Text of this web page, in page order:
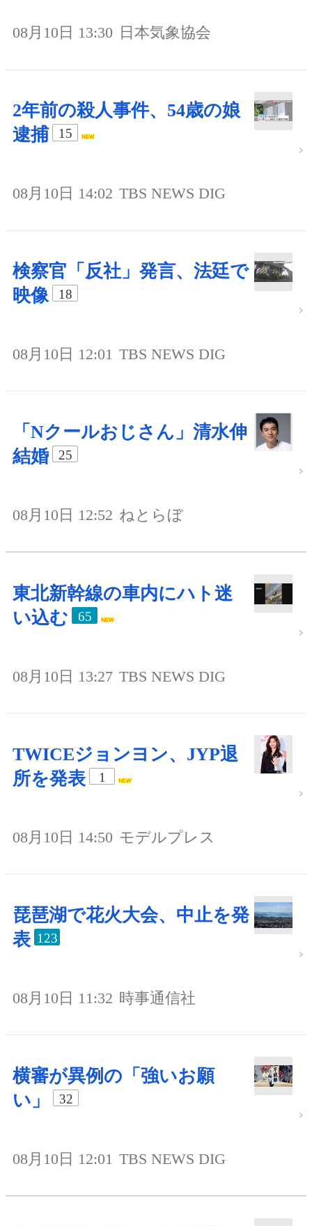
08月10日 13:30 日本気象協会
2年前の殺人事件、54歳の娘
逮捕
15
08月10日 14:02 TBS NEWS DIG
検察官「反社」発言、法廷で
映像
18
08月10日 12:01 TBS NEWS DIG
「Nクールおじさん」清水伸
結婚
25
08月10日 12:52 ねとらぼ
東北新幹線の車内にハト迷
い込む
65
08月10日 13:27 TBS NEWS DIG
TWICEジョンヨン、JYP退
所を発表
1
08月10日 14:50 モデルプレス
琵琶湖で花火大会、中止を発
表 123
08月10日 11:32 時事通信社
横審が異例の「強いお願
い」
32
08月10日 12:01 TBS NEWS DIG